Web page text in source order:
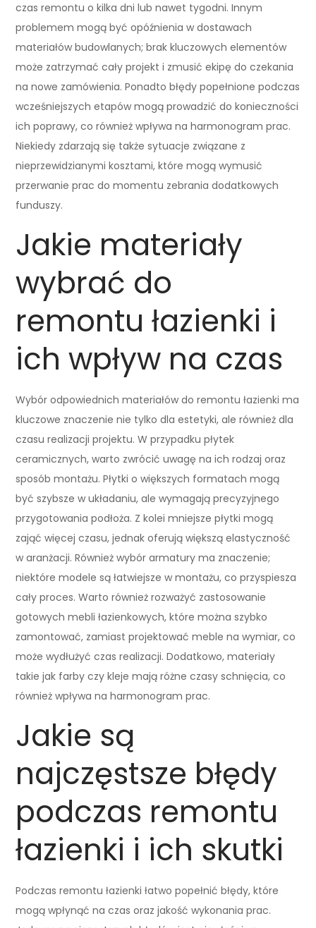
czas remontu o kilka dni lub nawet tygodni. Innym
problemem mogą być opóźnienia w dostawach
materiałów budowlanych; brak kluczowych elementów
może zatrzymać cały projekt i zmusić ekipę do czekania
na nowe zamówienia. Ponadto błędy popełnione podczas
wcześniejszych etapów mogą prowadzić do konieczności
ich poprawy, co również wpływa na harmonogram prac.
Niekiedy zdarzają się także sytuacje związane z
nieprzewidzianymi kosztami, które mogą wymusić
przerwanie prac do momentu zebrania dodatkowych
funduszy.
Jakie materiały
wybrać do
remontu łazienki i
ich wpływ na czas
Wybór odpowiednich materiałów do remontu łazienki ma
kluczowe znaczenie nie tylko dla estetyki, ale również dla
czasu realizacji projektu. W przypadku płytek
ceramicznych, warto zwrócić uwagę na ich rodzaj oraz
sposób montażu. Płytki o większych formatach mogą
być szybsze w układaniu, ale wymagają precyzyjnego
przygotowania podłoża. Z kolei mniejsze płytki mogą
zająć więcej czasu, jednak oferują większą elastyczność
w aranżacji. Również wybór armatury ma znaczenie;
niektóre modele są łatwiejsze w montażu, co przyspiesza
cały proces. Warto również rozważyć zastosowanie
gotowych mebli łazienkowych, które można szybko
zamontować, zamiast projektować meble na wymiar, co
może wydłużyć czas realizacji. Dodatkowo, materiały
takie jak farby czy kleje mają różne czasy schnięcia, co
również wpływa na harmonogram prac.
Jakie są
najczęstsze błędy
podczas remontu
łazienki i ich skutki
Podczas remontu łazienki łatwo popełnić błędy, które
mogą wpłynąć na czas oraz jakość wykonania prac.